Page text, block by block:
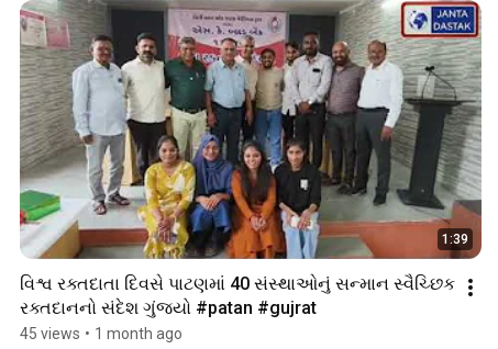
1:39
વિશ્વ રક્તદાતા દિવસે પાટણમાં 40 સંસ્થાઓનું સન્માન સ્વૈચ્છિક
45 views • 1 month ago